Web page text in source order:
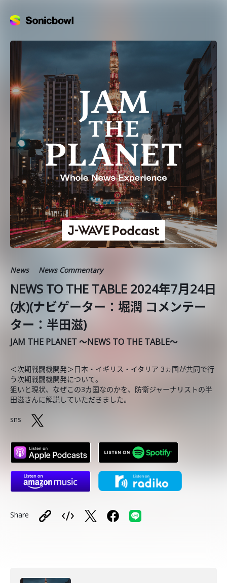
News News Commentary
NEWS TO THE TABLE 2024年7月24日
(水)(ナビゲーター：堀潤 コメンテー
ター：半田滋)
JAM THE PLANET ～NEWS TO THE TABLE～
＜次期戦闘機開発＞日本・イギリス・イタリア 3ヵ国が共同で行
う次期戦闘機開発について。
狙いと現状、なぜこの3カ国なのかを、防衛ジャーナリストの半
田滋さんに解説していただきました。
sns
Share